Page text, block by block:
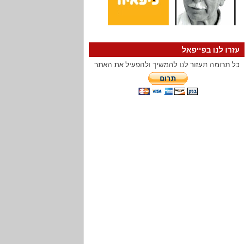
עזרו לנו בפייפאל
כל תרומה תעזור לנו להמשיך ולהפעיל את האתר